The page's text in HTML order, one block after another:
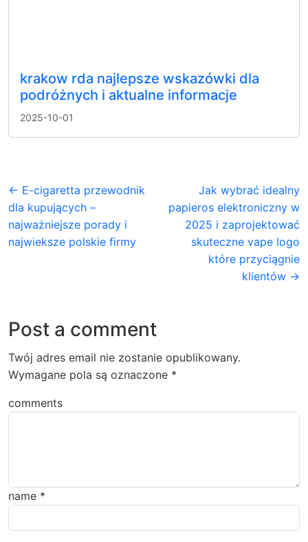
krakow rda najlepsze wskazówki dla
podróżnych i aktualne informacje
2025-10-01
← E-cigaretta przewodnik
dla kupujących –
najważniejsze porady i
najwieksze polskie firmy
Jak wybrać idealny
papieros elektroniczny w
2025 i zaprojektować
skuteczne vape logo
które przyciągnie
klientów →
Post a comment
Twój adres email nie zostanie opublikowany.
Wymagane pola są oznaczone *
comments
name *